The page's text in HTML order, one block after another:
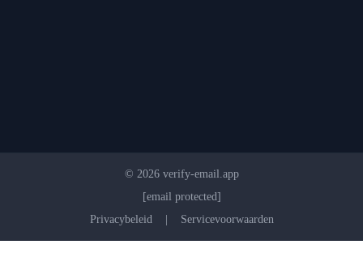
© 2026 verify-email.app
[email protected]
Privacybeleid
Servicevoorwaarden